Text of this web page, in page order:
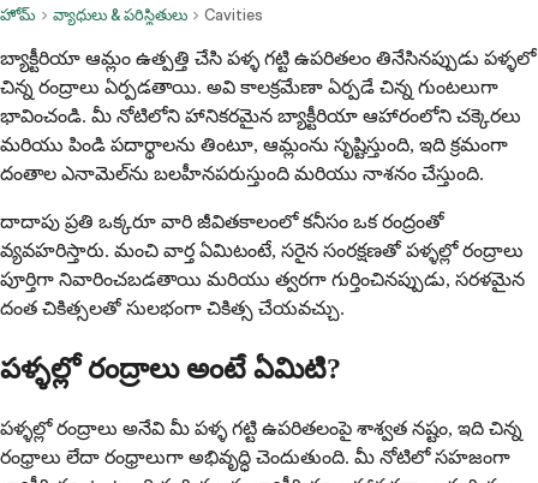
హోమ్ వ్యాధులు & పరిస్థితులు Cavities
బ్యాక్టీరియా ఆమ్లం ఉత్పత్తి చేసి పళ్ళ గట్టి ఉపరితలం తినేసినప్పుడు పళ్ళలో
చిన్న రంద్రాలు ఏర్పడతాయి. అవి కాలక్రమేణా ఏర్పడే చిన్న గుంటలుగా
భావించండి. మీ నోటిలోని హానికరమైన బ్యాక్టీరియా ఆహారంలోని చక్కెరలు
మరియు పిండి పదార్థాలను తింటూ, ఆమ్లంను సృష్టిస్తుంది, ఇది క్రమంగా
దంతాల ఎనామెల్‌ను బలహీనపరుస్తుంది మరియు నాశనం చేస్తుంది.
దాదాపు ప్రతి ఒక్కరూ వారి జీవితకాలంలో కనీసం ఒక రంద్రంతో
వ్యవహరిస్తారు. మంచి వార్త ఏమిటంటే, సరైన సంరక్షణతో పళ్ళల్లో రంద్రాలు
పూర్తిగా నివారించబడతాయి మరియు త్వరగా గుర్తించినప్పుడు, సరళమైన
దంత చికిత్సలతో సులభంగా చికిత్స చేయవచ్చు.
పళ్ళల్లో రంద్రాలు అంటే ఏమిటి?
పళ్ళల్లో రంద్రాలు అనేవి మీ పళ్ళ గట్టి ఉపరితలంపై శాశ్వత నష్టం, ఇది చిన్న
రంధ్రాలు లేదా రంధ్రాలుగా అభివృద్ధి చెందుతుంది. మీ నోటిలో సహజంగా